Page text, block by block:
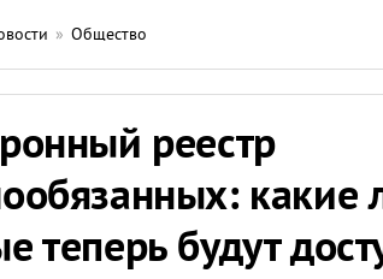
» Общество
реестр
какие
теперь будут